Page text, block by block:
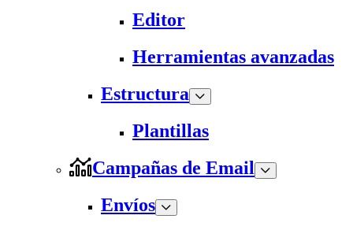
Editor
Herramientas avanzadas
Estructura
Plantillas
Campañas de Email
Envíos